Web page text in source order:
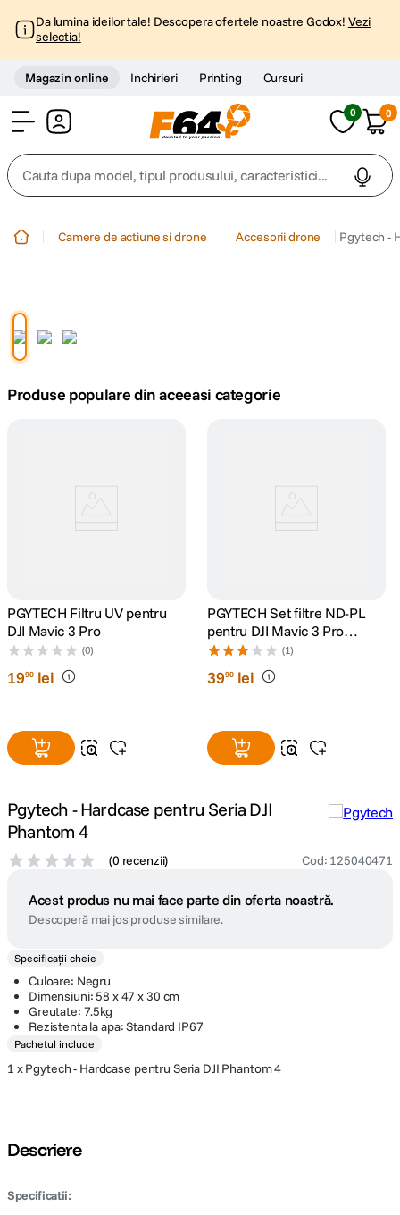
Da lumina ideilor tale! Descopera ofertele noastre Godox! Vezi
selectia!
Magazin online Inchirieri Printing Cursuri
0 0
Cauta dupa model, tipul produsului, caracteristici...
4. peak design
9. dji mic mini
10 . dji osmo pocket 4
Camere de actiune si drone Accesorii drone Pgytech -
Produse populare din aceeasi categorie
PGYTECH Filtru UV pentru
DJI Mavic 3 Pro
(0)
1990 lei
PGYTECH Set filtre ND-PL
pentru DJI Mavic 3 Pro
(NDPL 8 16 32 64)
(1)
3990 lei
Pgytech - Hardcase pentru Seria DJI
Phantom 4
(0 recenzii) Cod: 125040471
Acest produs nu mai face parte din oferta noastră.
Descoperă mai jos produse similare.
Specificații cheie
Culoare: Negru
Dimensiuni: 58 x 47 x 30 cm
Greutate: 7.5kg
Rezistenta la apa: Standard IP67
Pachetul include
1 x Pgytech - Hardcase pentru Seria DJI Phantom 4
Descriere
Specificatii: